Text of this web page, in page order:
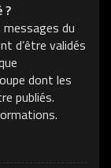
?
messages du
d’être validés
dont les
publiés.